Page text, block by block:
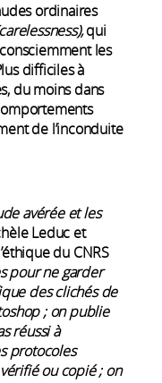
ordinaires
qui
les
difficiles à
du moins dans
de l’inconduite
avérée et les
Leduc et
du CNRS
pour ne garder
des clichés de
; on publie
réussi à
protocoles
ou copié; on